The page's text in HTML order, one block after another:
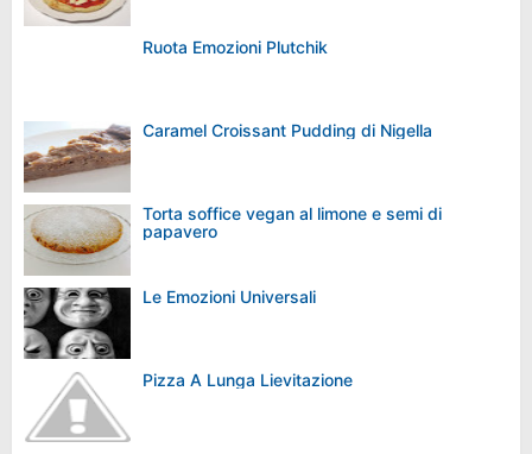
Ruota Emozioni Plutchik
Caramel Croissant Pudding di Nigella
Torta soffice vegan al limone e semi di
papavero
Le Emozioni Universali
Pizza A Lunga Lievitazione